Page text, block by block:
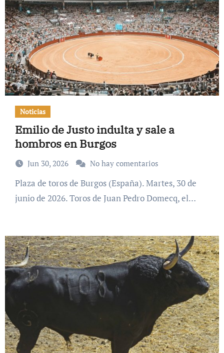
Noticias
Emilio de Justo indulta y sale a
hombros en Burgos
Jun 30, 2026 No hay comentarios
Plaza de toros de Burgos (España). Martes, 30 de
junio de 2026. Toros de Juan Pedro Domecq, el…